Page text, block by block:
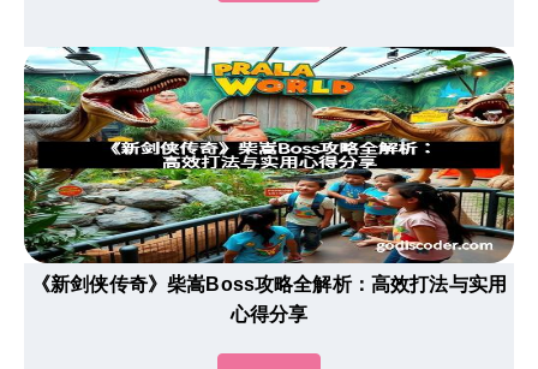
《新剑侠传奇》柴嵩Boss攻略全解析：高效打法与实用
心得分享